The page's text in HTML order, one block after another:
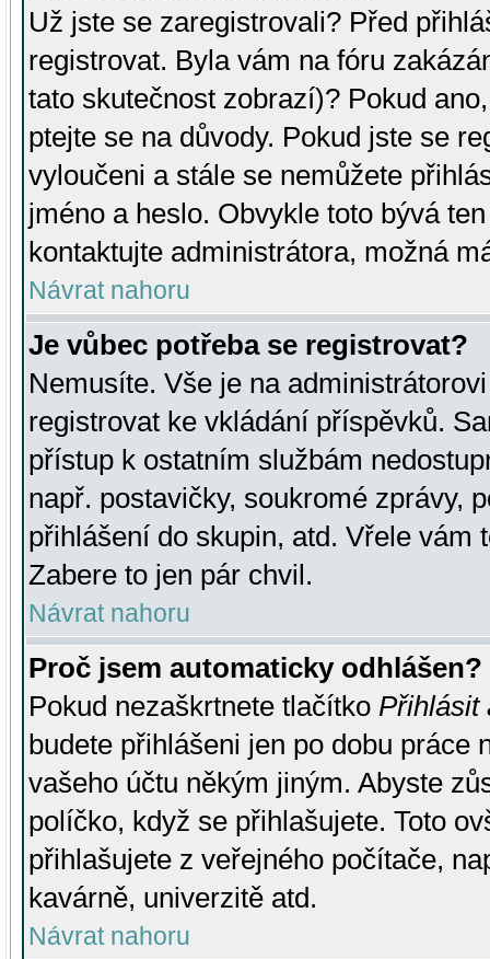
Už jste se zaregistrovali? Před
registrovat. Byla vám na fóru
tato skutečnost zobrazí)? Pokud
ptejte se na důvody. Pokud jste se
vyloučeni a stále se nemůžete
jméno a heslo. Obvykle toto bývá
kontaktujte administrátora, možná
Návrat nahoru
Je vůbec potřeba se registrovat?
Nemusíte. Vše je na
registrovat ke vkládání příspěvků.
přístup k ostatním službám
např. postavičky, soukromé zprávy,
přihlášení do skupin, atd. Vřele vám
Zabere to jen pár chvil.
Návrat nahoru
Proč jsem automaticky odhlášen?
Pokud nezaškrtnete tlačítko Přihlásit
budete přihlášeni jen po dobu práce
vašeho účtu někým jiným. Abyste
políčko, když se přihlašujete. Toto
přihlašujete z veřejného počítače,
kavárně, univerzitě atd.
Návrat nahoru